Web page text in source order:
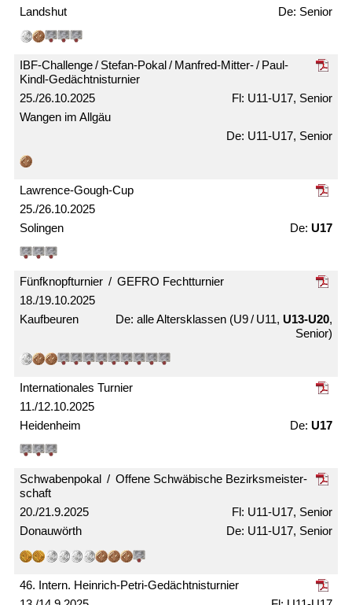
Landshut
Senior
25./26.10.2025
IBF-Challenge / Stefan-Pokal / Manfred-Mitter- / Paul-
Kindl-Gedächtnis­turnier
Wangen im Allgäu
U11-U17, Senior
U11-U17, Senior
25./26.10.2025
Lawrence-Gough-Cup
Solingen U17
18./19.10.2025
Fünfknopf­turnier / GEFRO Fecht­turnier
Kaufbeuren alle Alters­klassen (U9 / U11, U13-U20,
Senior)
11./12.10.2025
Internationales Turnier
Heidenheim U17
20./21.9.2025
Schwabenpokal / Offene Schwäbische Bezirks­meister­
schaft
Donauwörth
U11-U17, Senior
U11-U17, Senior
46. Intern. Heinrich-Petri-Gedächtnis­turnier